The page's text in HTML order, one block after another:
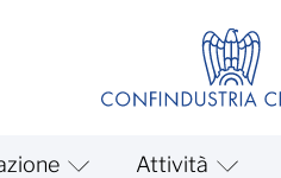
Attività